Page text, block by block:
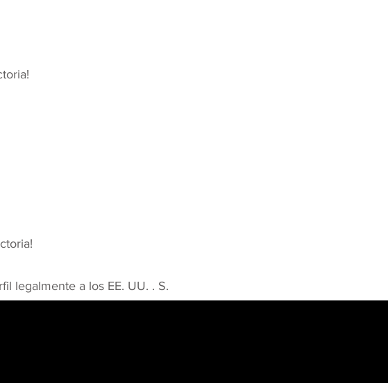
legalmente a los EE. UU.​ .​ S.